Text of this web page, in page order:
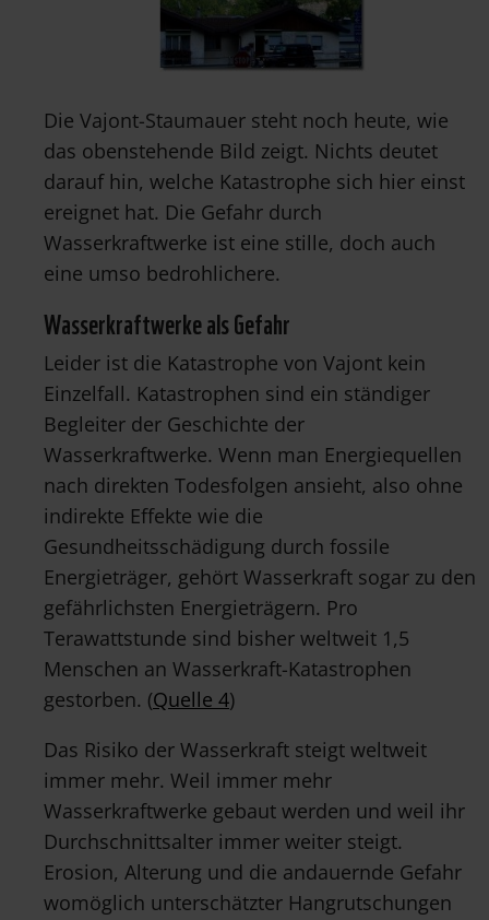
Die Vajont-Staumauer steht noch heute, wie
das obenstehende Bild zeigt. Nichts deutet
darauf hin, welche Katastrophe sich hier einst
ereignet hat. Die Gefahr durch
Wasserkraftwerke ist eine stille, doch auch
eine umso bedrohlichere.
Wasserkraftwerke als Gefahr
Leider ist die Katastrophe von Vajont kein
Einzelfall. Katastrophen sind ein ständiger
Begleiter der Geschichte der
Wasserkraftwerke. Wenn man Energiequellen
nach direkten Todesfolgen ansieht, also ohne
indirekte Effekte wie die
Gesundheitsschädigung durch fossile
Energieträger, gehört Wasserkraft sogar zu den
gefährlichsten Energieträgern. Pro
Terawattstunde sind bisher weltweit 1,5
Menschen an Wasserkraft-Katastrophen
gestorben. (Quelle 4)
Das Risiko der Wasserkraft steigt weltweit
immer mehr. Weil immer mehr
Wasserkraftwerke gebaut werden und weil ihr
Durchschnittsalter immer weiter steigt.
Erosion, Alterung und die andauernde Gefahr
womöglich unterschätzter Hangrutschungen